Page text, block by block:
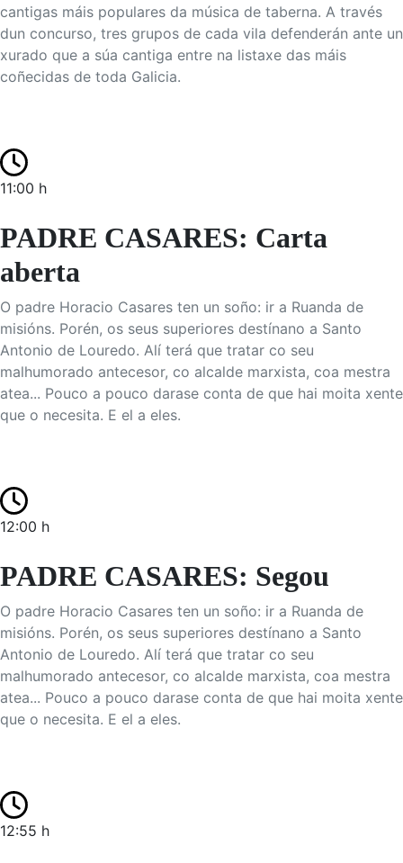
cantigas máis populares da música de taberna. A través
dun concurso, tres grupos de cada vila defenderán ante un
xurado que a súa cantiga entre na listaxe das máis
coñecidas de toda Galicia.
11:00 h
PADRE CASARES: Carta
aberta
O padre Horacio Casares ten un soño: ir a Ruanda de
misións. Porén, os seus superiores destínano a Santo
Antonio de Louredo. Alí terá que tratar co seu
malhumorado antecesor, co alcalde marxista, coa mestra
atea... Pouco a pouco darase conta de que hai moita xente
que o necesita. E el a eles.
12:00 h
PADRE CASARES: Segou
O padre Horacio Casares ten un soño: ir a Ruanda de
misións. Porén, os seus superiores destínano a Santo
Antonio de Louredo. Alí terá que tratar co seu
malhumorado antecesor, co alcalde marxista, coa mestra
atea... Pouco a pouco darase conta de que hai moita xente
que o necesita. E el a eles.
12:55 h